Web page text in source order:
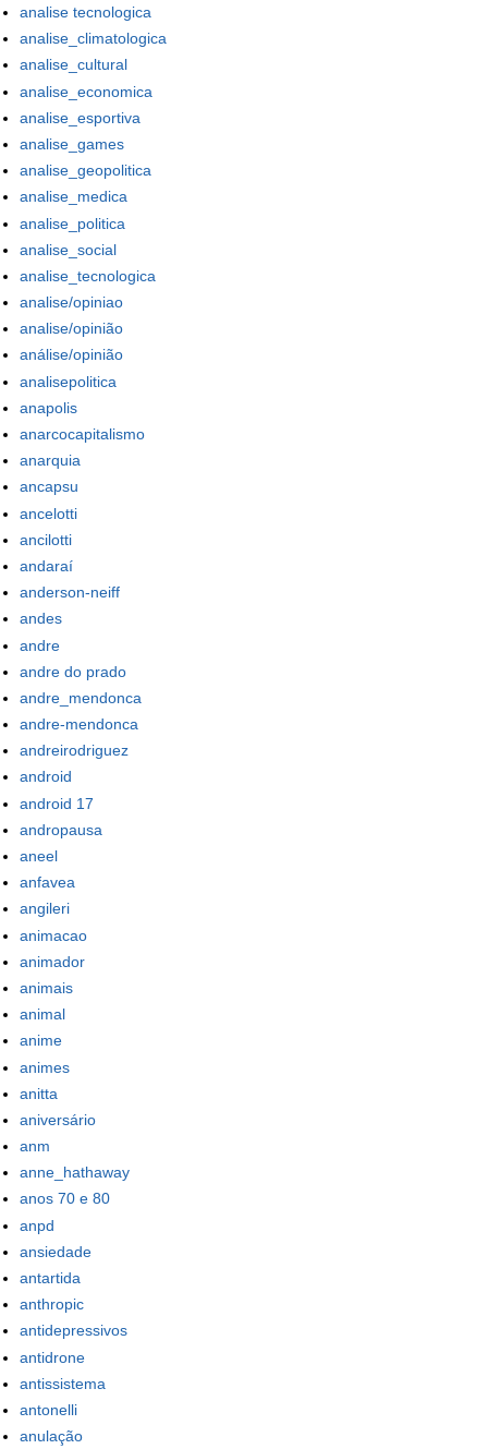
analise tecnologica
analise_climatologica
analise_cultural
analise_economica
analise_esportiva
analise_games
analise_geopolitica
analise_medica
analise_politica
analise_social
analise_tecnologica
analise/opiniao
analise/opinião
análise/opinião
analisepolitica
anapolis
anarcocapitalismo
anarquia
ancapsu
ancelotti
ancilotti
andaraí
anderson-neiff
andes
andre
andre do prado
andre_mendonca
andre-mendonca
andreirodriguez
android
android 17
andropausa
aneel
anfavea
angileri
animacao
animador
animais
animal
anime
animes
anitta
aniversário
anm
anne_hathaway
anos 70 e 80
anpd
ansiedade
antartida
anthropic
antidepressivos
antidrone
antissistema
antonelli
anulação